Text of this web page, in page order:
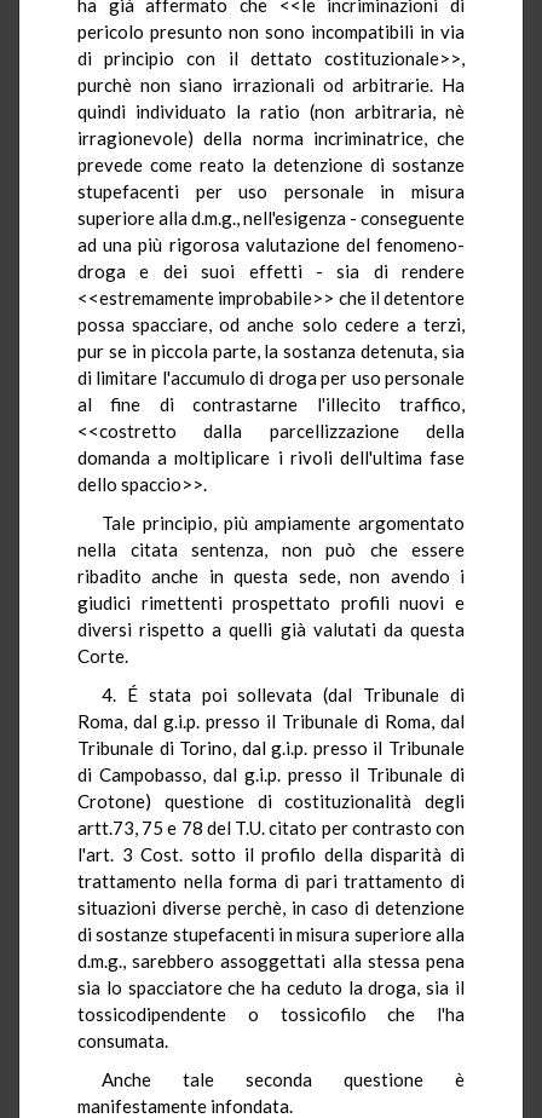
ha già affermato che <<le incriminazioni di
pericolo presunto non sono incompatibili in via
di principio con il dettato costituzionale>>,
purchè non siano irrazionali od arbitrarie. Ha
quindi individuato la ratio (non arbitraria, nè
irragionevole) della norma incriminatrice, che
prevede come reato la detenzione di sostanze
stupefacenti per uso personale in misura
superiore alla d.m.g., nell'esigenza - conseguente
ad una più rigorosa valutazione del fenomeno-
droga e dei suoi effetti - sia di rendere
<<estremamente improbabile>> che il detentore
possa spacciare, od anche solo cedere a terzi,
pur se in piccola parte, la sostanza detenuta, sia
di limitare l'accumulo di droga per uso personale
al fine di contrastarne l'illecito traffico,
<<costretto dalla parcellizzazione della
domanda a moltiplicare i rivoli dell'ultima fase
dello spaccio>>.
Tale principio, più ampiamente argomentato
nella citata sentenza, non può che essere
ribadito anche in questa sede, non avendo i
giudici rimettenti prospettato profili nuovi e
diversi rispetto a quelli già valutati da questa
Corte.
4. É stata poi sollevata (dal Tribunale di
Roma, dal g.i.p. presso il Tribunale di Roma, dal
Tribunale di Torino, dal g.i.p. presso il Tribunale
di Campobasso, dal g.i.p. presso il Tribunale di
Crotone) questione di costituzionalità degli
artt.73, 75 e 78 del T.U. citato per contrasto con
l'art. 3 Cost. sotto il profilo della disparità di
trattamento nella forma di pari trattamento di
situazioni diverse perchè, in caso di detenzione
di sostanze stupefacenti in misura superiore alla
d.m.g., sarebbero assoggettati alla stessa pena
sia lo spacciatore che ha ceduto la droga, sia il
tossicodipendente o tossicofilo che l'ha
consumata.
Anche tale seconda questione è
manifestamente infondata.